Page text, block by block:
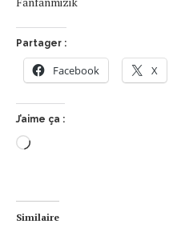
Partager :
Facebook X
J’aime ça :
Similaire